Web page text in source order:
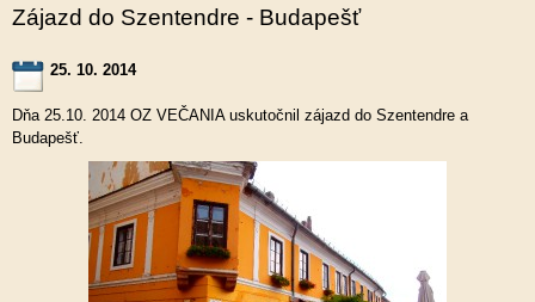
Zájazd do Szentendre - Budapešť
25. 10. 2014
Dňa 25.10. 2014 OZ VEČANIA uskutočnil zájazd do Szentendre a
Budapešť.